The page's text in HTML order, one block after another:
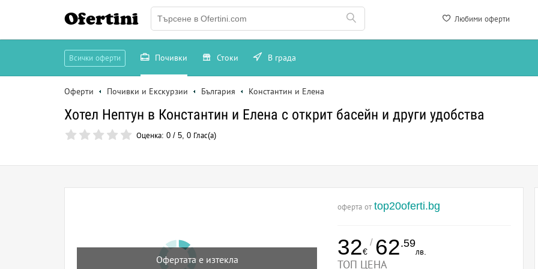
Любими оферти
Ofertini
Всички оферти Почивки Стоки В града
Оферти Почивки и Екскурзии България Константин и Елена
Хотел Нептун в Константин и Елена с открит басейн и други удобства
Оценка: 0 / 5, 0 Глас(а)
Офертата е изтекла
оферта от top20oferti.bg
32€
/ 62.59
лв.
ТОП ЦЕНА